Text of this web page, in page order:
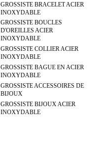
GROSSISTE BRACELET ACIER
INOXYDABLE
GROSSISTE BOUCLES
D'OREILLES ACIER
INOXYDABLE
GROSSISTE COLLIER ACIER
INOXYDABLE
GROSSISTE BAGUE EN ACIER
INOXYDABLE
GROSSISTE ACCESSOIRES DE
BIJOUX
GROSSISTE BIJOUX ACIER
INOXYDABLE